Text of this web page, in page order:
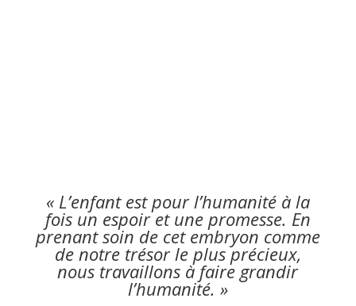
« L’enfant est pour l’humanité à la
fois un espoir et une promesse. En
prenant soin de cet embryon comme
de notre trésor le plus précieux,
nous travaillons à faire grandir
l’humanité. »